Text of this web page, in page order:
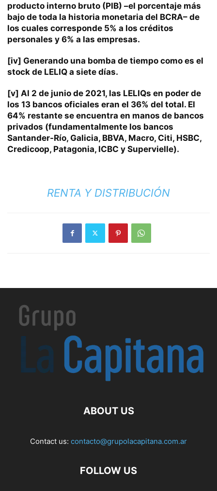
producto interno bruto (PIB) –el porcentaje más
bajo de toda la historia monetaria del BCRA– de
los cuales corresponde 5% a los créditos
personales y 6% a las empresas.
[iv] Generando una bomba de tiempo como es el
stock de LELIQ a siete días.
[v] Al 2 de junio de 2021, las LELIQs en poder de
los 13 bancos oficiales eran el 36% del total. El
64% restante se encuentra en manos de bancos
privados (fundamentalmente los bancos
Santander-Río, Galicia, BBVA, Macro, Citi, HSBC,
Credicoop, Patagonia, ICBC y Supervielle).
RENTA Y DISTRIBUCIÓN
ABOUT US
Contact us: contacto@grupolacapitana.com.ar
FOLLOW US